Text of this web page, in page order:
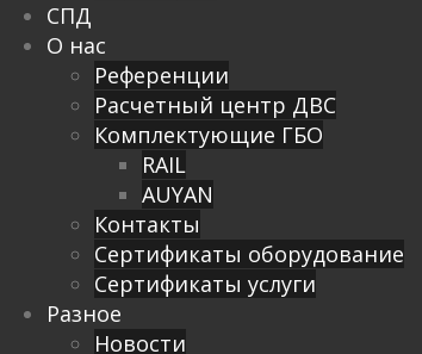
СПД
О нас
Референции
Расчетный центр ДВС
Комплектующие ГБО
RAIL
AUYAN
Контакты
Сертификаты оборудование
Сертификаты услуги
Разное
Новости